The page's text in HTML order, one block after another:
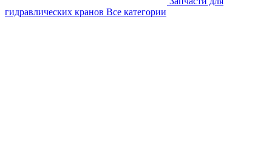
гидравлических кранов Все категории